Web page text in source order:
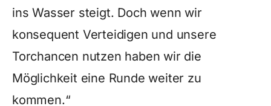
ins Wasser steigt. Doch wenn wir
konsequent Verteidigen und unsere
Torchancen nutzen haben wir die
Möglichkeit eine Runde weiter zu
kommen.“